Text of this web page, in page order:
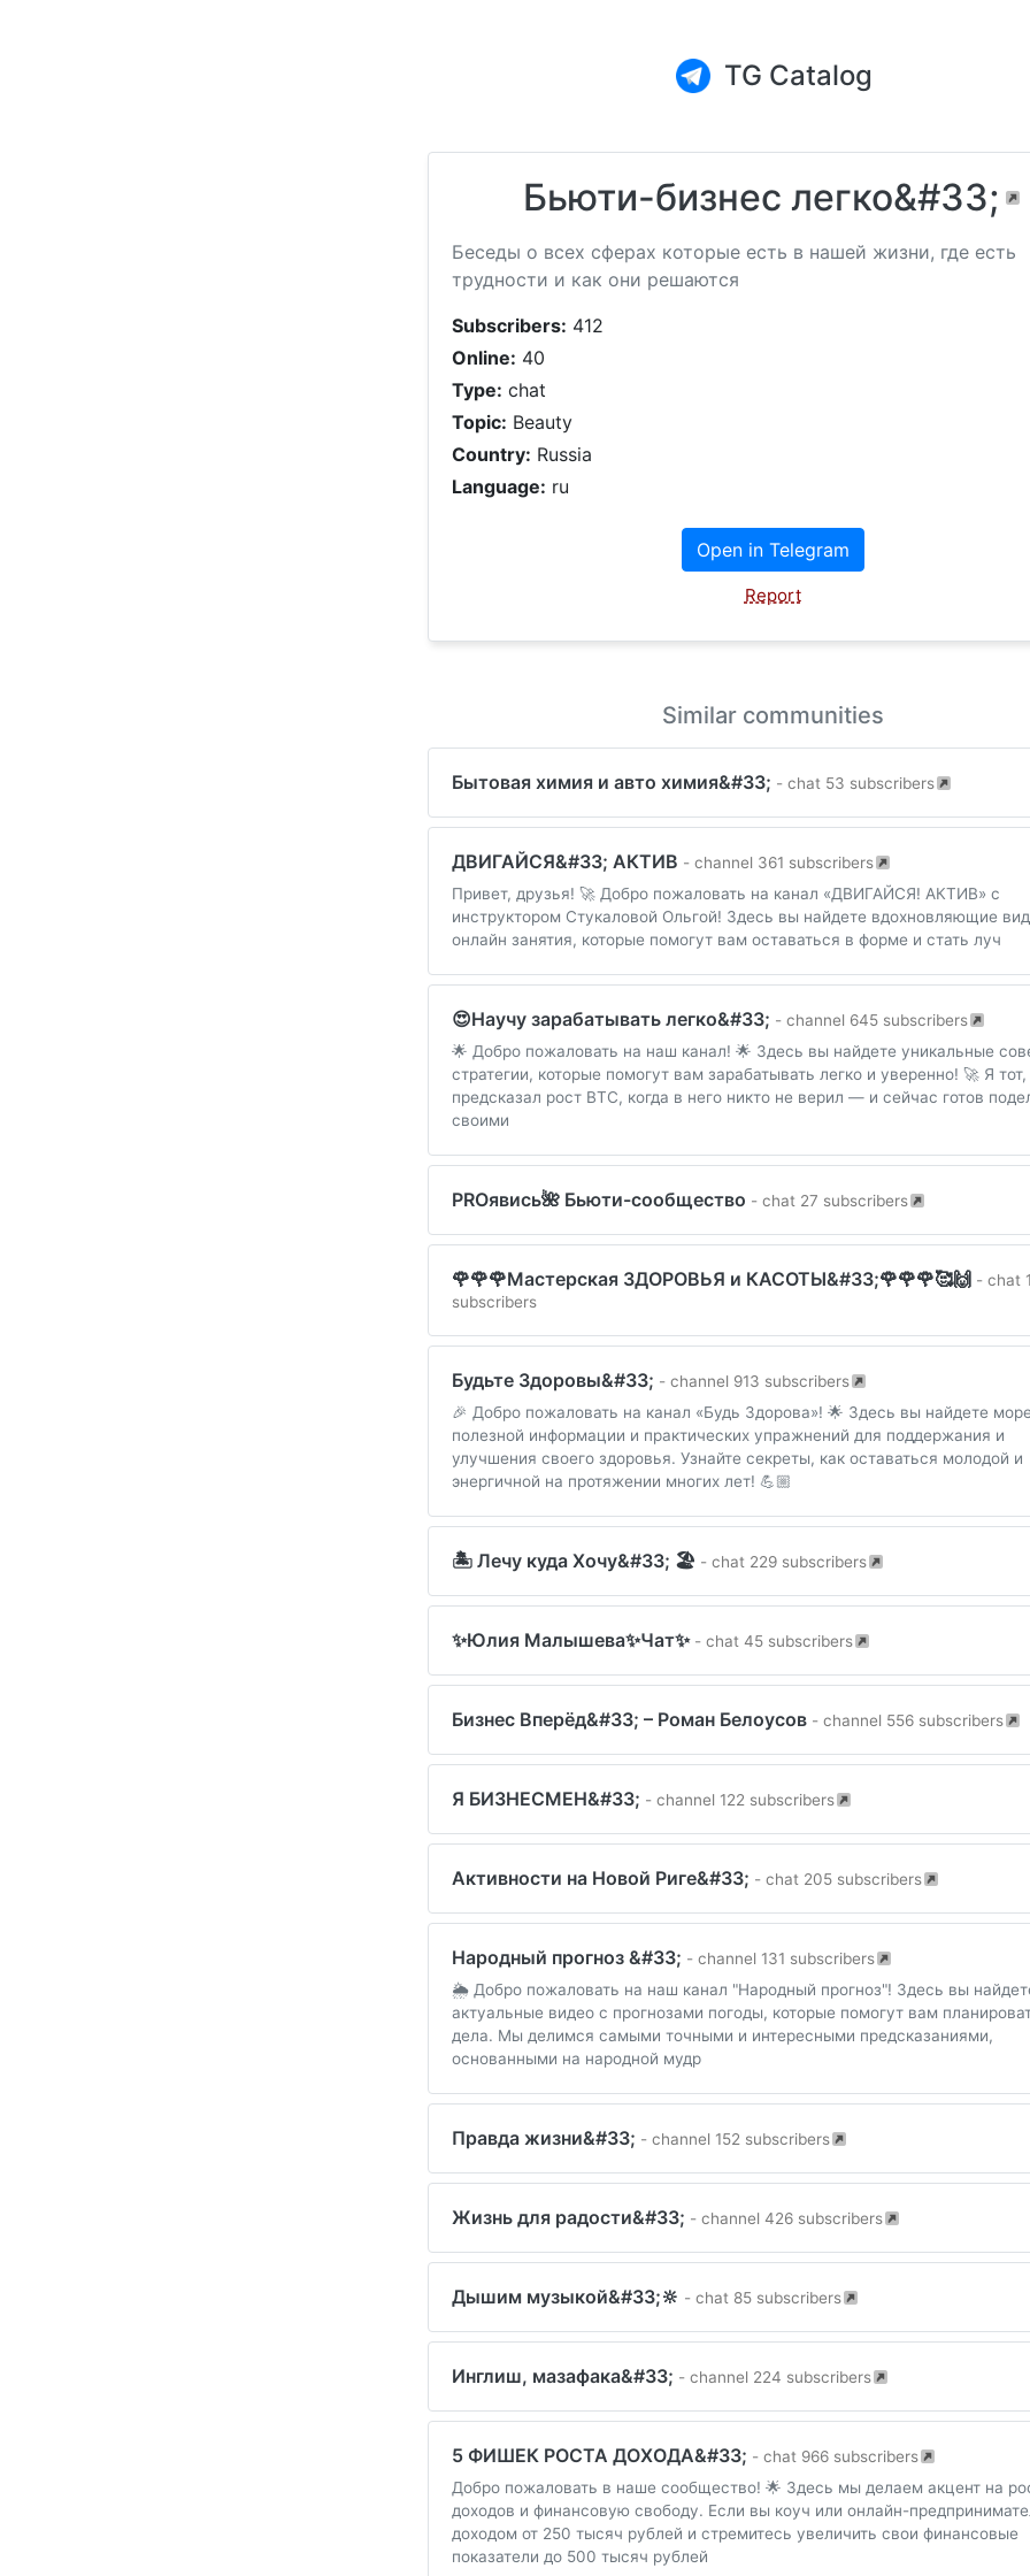
TG Catalog
Бьюти-бизнес легко&#33;
Беседы о всех сферах которые есть в нашей жизни, где есть
трудности и как они решаются
Subscribers: 412
Online: 40
Type: chat
Topic: Beauty
Country: Russia
Language: ru
Open in Telegram
Report
Similar communities
Бытовая химия и авто химия&#33; - chat 53 subscribers
ДВИГАЙСЯ&#33; АКТИВ - channel 361 subscribers
Привет, друзья! 🚀 Добро пожаловать на канал «ДВИГАЙСЯ! АКТИВ» с
инструктором Стукаловой Ольгой! Здесь вы найдете вдохновляющие
онлайн занятия, которые помогут вам оставаться в форме и стать луч
😍Научу зарабатывать легко&#33; - channel 645 subscribers
🌟 Добро пожаловать на наш канал! 🌟 Здесь вы найдете уникальные
стратегии, которые помогут вам зарабатывать легко и уверенно! 🚀 Я тот,
предсказал рост BTC, когда в него никто не верил — и сейчас готов
своими
PROявись🌺 Бьюти-сообщество - chat 27 subscribers
🌹🌹🌹Мастерская ЗДОРОВЬЯ и КАСОТЫ&#33;🌹🌹🌹🥰🙌 - chat
subscribers
Будьте Здоровы&#33; - channel 913 subscribers
🎉 Добро пожаловать на канал «Будь Здорова»! 🌟 Здесь вы найдете
полезной информации и практических упражнений для поддержания и
улучшения своего здоровья. Узнайте секреты, как оставаться молодой и
энергичной на протяжении многих лет! 💪🏼
🏝 Лечу куда Хочу&#33; 🏖 - chat 229 subscribers
✨Юлия Малышева✨Чат✨ - chat 45 subscribers
Бизнес Вперёд&#33; – Роман Белоусов - channel 556 subscribers
Я БИЗНЕСМЕН&#33; - channel 122 subscribers
Активности на Новой Риге&#33; - chat 205 subscribers
Народный прогноз &#33; - channel 131 subscribers
🌦️ Добро пожаловать на наш канал "Народный прогноз"! Здесь вы
актуальные видео с прогнозами погоды, которые помогут вам
дела. Мы делимся самыми точными и интересными предсказаниями,
основанными на народной мудр
Правда жизни&#33; - channel 152 subscribers
Жизнь для радости&#33; - channel 426 subscribers
Дышим музыкой&#33;🔆 - chat 85 subscribers
Инглиш, мазафака&#33; - channel 224 subscribers
5 ФИШЕК РОСТА ДОХОДА&#33; - chat 966 subscribers
Добро пожаловать в наше сообщество! 🌟 Здесь мы делаем акцент на
доходов и финансовую свободу. Если вы коуч или онлайн-
доходом от 250 тысяч рублей и стремитесь увеличить свои финансовые
показатели до 500 тысяч рублей